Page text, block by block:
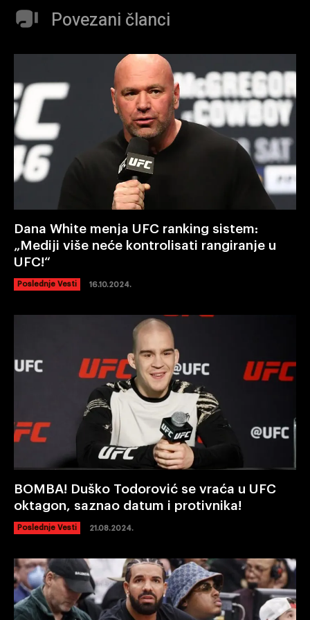
Povezani članci
Dana White menja UFC ranking sistem:
„Mediji više neće kontrolisati rangiranje u
UFC!“
Poslednje Vesti 16.10.2024.
BOMBA! Duško Todorović se vraća u UFC
oktagon, saznao datum i protivnika!
Poslednje Vesti 21.08.2024.